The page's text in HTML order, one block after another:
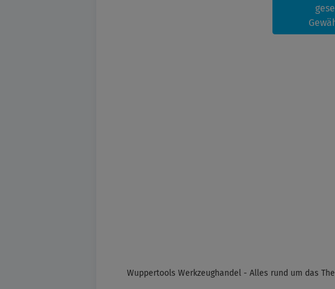
Wuppertools Werkzeughandel - Alles rund um das